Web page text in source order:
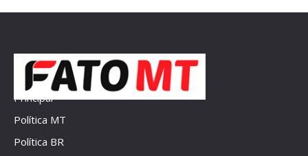
Principal
Política MT
Política BR